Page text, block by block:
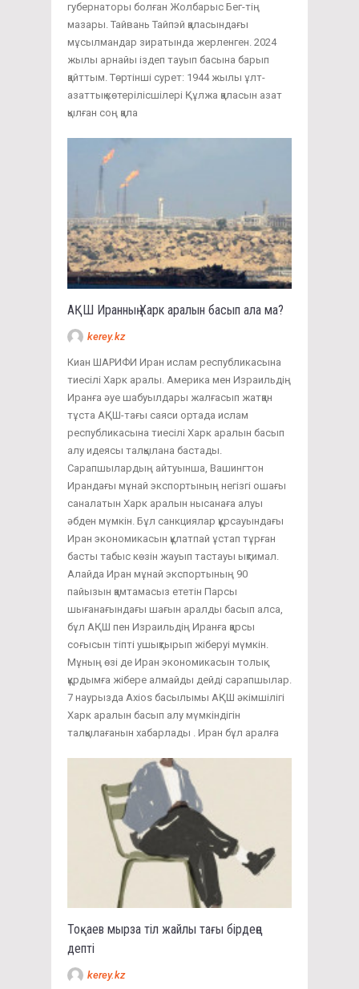
губернаторы болған Жолбарыс Бег-тің
мазары. Тайвань Тайпэй қаласындағы
мұсылмандар зиратында жерленген. 2024
жылы арнайы іздеп тауып басына барып
қайттым. Төртінші сурет: 1944 жылы ұлт-
азаттық көтерілісшілері Құлжа қаласын азат
қылған соң қала
АҚШ Иранның Харк аралын басып ала ма?
kerey.kz
Киан ШАРИФИ Иран ислам республикасына
тиесілі Харк аралы. Америка мен Израильдің
Иранға әуе шабуылдары жалғасып жатқан
тұста АҚШ-тағы саяси ортада ислам
республикасына тиесілі Харк аралын басып
алу идеясы талқылана бастады.
Сарапшылардың айтуынша, Вашингтон
Ирандағы мұнай экспортының негізгі ошағы
саналатын Харк аралын нысанаға алуы
әбден мүмкін. Бұл санкциялар құрсауындағы
Иран экономикасын құлатпай ұстап тұрған
басты табыс көзін жауып тастауы ықтимал.
Алайда Иран мұнай экспортының 90
пайызын қамтамасыз ететін Парсы
шығанағындағы шағын аралды басып алса,
бұл АҚШ пен Израильдің Иранға қарсы
соғысын тіпті ушықтырып жіберуі мүмкін.
Мұның өзі де Иран экономикасын толық
құрдымға жібере алмайды дейді сарапшылар.
7 наурызда Axios басылымы АҚШ әкімшілігі
Харк аралын басып алу мүмкіндігін
талқылағанын хабарлады . Иран бұл аралға
Тоқаев мырза тіл жайлы тағы бірдеңе
депті
kerey.kz